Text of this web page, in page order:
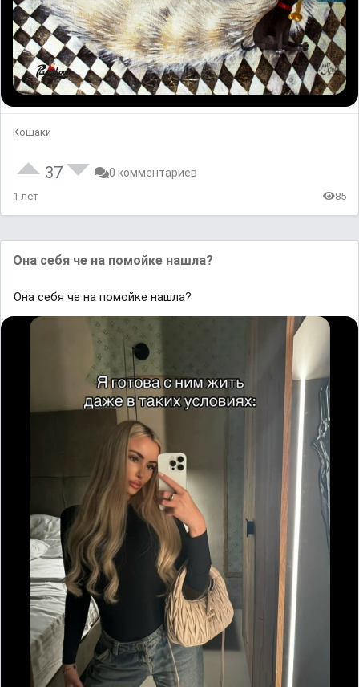
Кошаки
37 0 комментариев
1 лет 85
Она себя че на помойке нашла?
Она себя че на помойке нашла?